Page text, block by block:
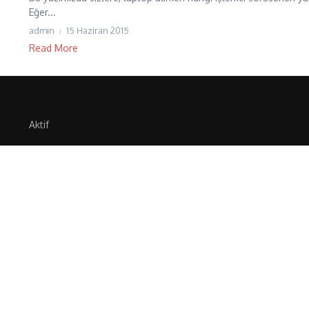
Eğer...
admin 15 Haziran 2015
Read More
Aktif